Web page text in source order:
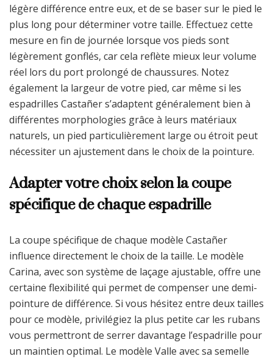
légère différence entre eux, et de se baser sur le pied le
plus long pour déterminer votre taille. Effectuez cette
mesure en fin de journée lorsque vos pieds sont
légèrement gonflés, car cela reflète mieux leur volume
réel lors du port prolongé de chaussures. Notez
également la largeur de votre pied, car même si les
espadrilles Castañer s’adaptent généralement bien à
différentes morphologies grâce à leurs matériaux
naturels, un pied particulièrement large ou étroit peut
nécessiter un ajustement dans le choix de la pointure.
Adapter votre choix selon la coupe
spécifique de chaque espadrille
La coupe spécifique de chaque modèle Castañer
influence directement le choix de la taille. Le modèle
Carina, avec son système de laçage ajustable, offre une
certaine flexibilité qui permet de compenser une demi-
pointure de différence. Si vous hésitez entre deux tailles
pour ce modèle, privilégiez la plus petite car les rubans
vous permettront de serrer davantage l’espadrille pour
un maintien optimal. Le modèle Valle avec sa semelle